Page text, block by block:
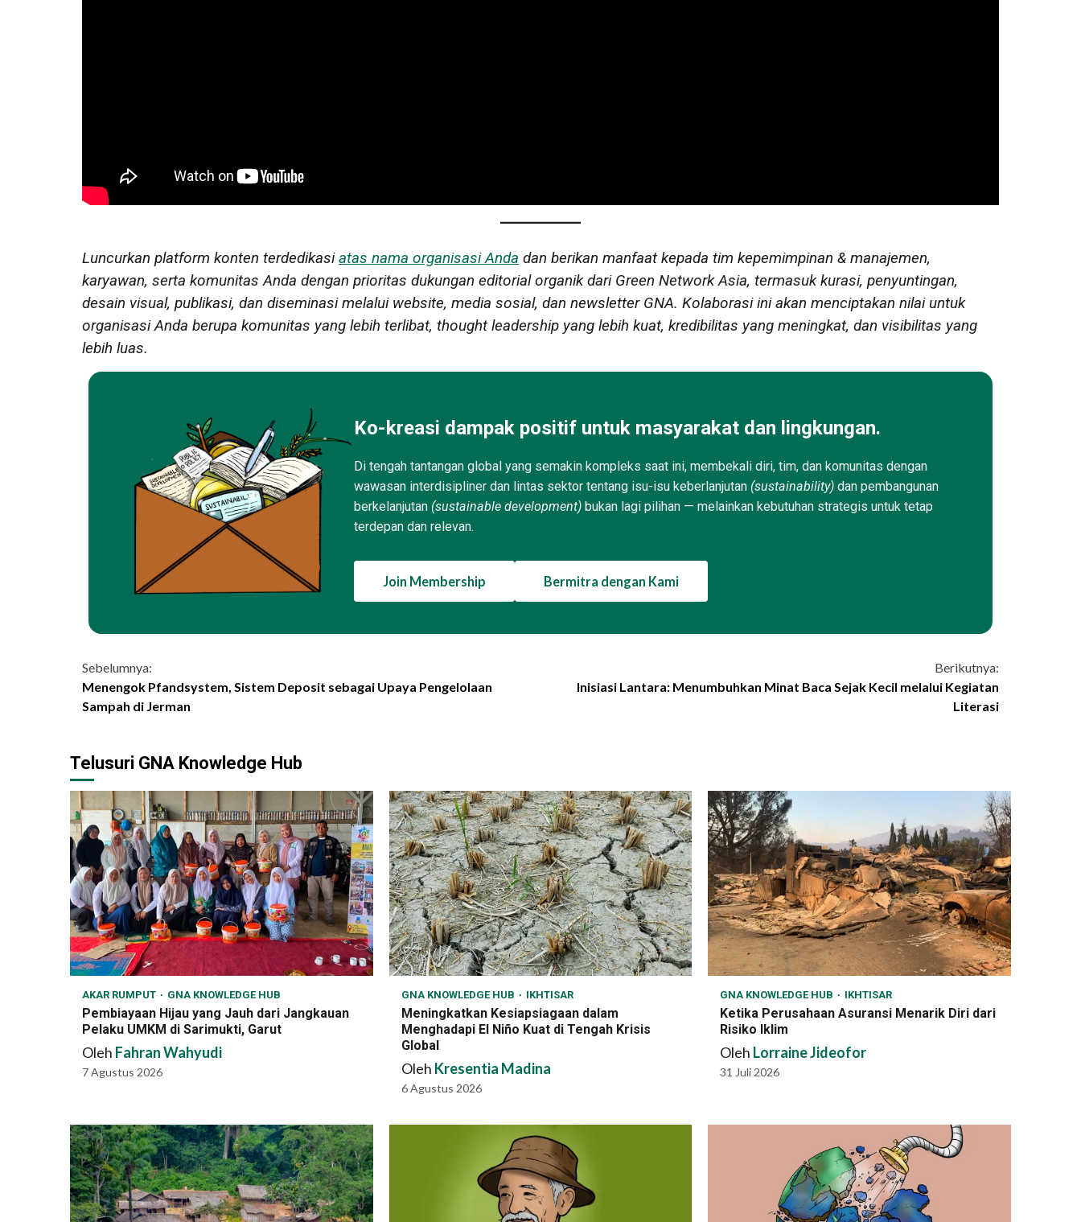
Luncurkan platform konten terdedikasiatas nama organisasi Anda dan berikan manfaat kepada tim kepemimpinan & manajemen,
karyawan, serta komunitas Anda dengan prioritas dukungan editorial organik dari Green Network Asia, termasuk kurasi, penyuntingan,
desain visual, publikasi, dan diseminasi melalui website, media sosial, dan newsletter GNA. Kolaborasi ini akan menciptakan nilai untuk
organisasi Anda berupa komunitas yang lebih terlibat, thought leadership yang lebih kuat, kredibilitas yang meningkat, dan visibilitas yang
lebih luas.
Ko-kreasi dampak positif untuk masyarakat dan lingkungan.
Di tengah tantangan global yang semakin kompleks saat ini, membekali diri, tim, dan komunitas dengan
wawasan interdisipliner dan lintas sektor tentang isu-isu keberlanjutan (sustainability) dan pembangunan
berkelanjutan (sustainable development) bukan lagi pilihan — melainkan kebutuhan strategis untuk tetap
terdepan dan relevan.
Join Membership Bermitra dengan Kami
Continue
Reading
Sebelumnya:
Menengok Pfandsystem, Sistem Deposit sebagai Upaya Pengelolaan
Sampah di Jerman
Berikutnya:
Inisiasi Lantara: Menumbuhkan Minat Baca Sejak Kecil melalui Kegiatan
Literasi
Telusuri GNA Knowledge Hub
AKAR RUMPUT GNA KNOWLEDGE HUB
Pembiayaan Hijau yang Jauh dari Jangkauan
Pelaku UMKM di Sarimukti, Garut
Oleh Fahran Wahyudi
7 Agustus 2026
GNA KNOWLEDGE HUB IKHTISAR
Meningkatkan Kesiapsiagaan dalam
Menghadapi El Niño Kuat di Tengah Krisis
Global
Oleh Kresentia Madina
6 Agustus 2026
GNA KNOWLEDGE HUB IKHTISAR
Ketika Perusahaan Asuransi Menarik Diri dari
Risiko Iklim
Oleh Lorraine Jideofor
31 Juli 2026